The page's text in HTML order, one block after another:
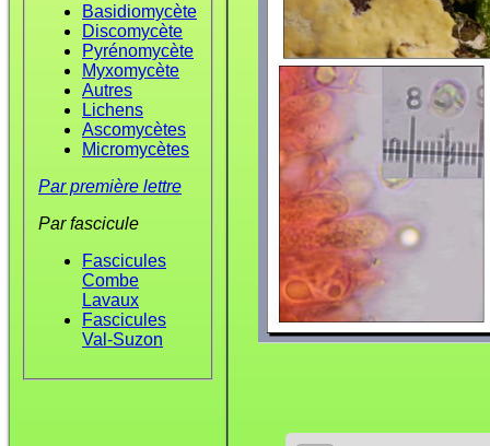
Basidiomycète
Discomycète
Pyrénomycète
Myxomycète
Autres
Lichens
Ascomycètes
Micromycètes
Par première lettre
Par fascicule
Fascicules
Combe
Lavaux
Fascicules
Val-Suzon